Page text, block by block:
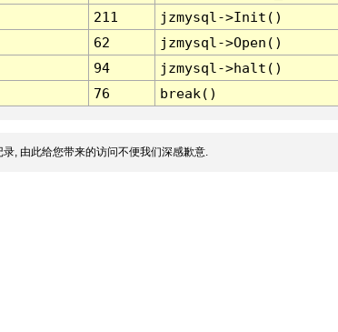
211
jzmysql->Init()
62
jzmysql->Open()
94
jzmysql->halt()
76 break()
, 由此给您带来的访问不便我们深感歉意.